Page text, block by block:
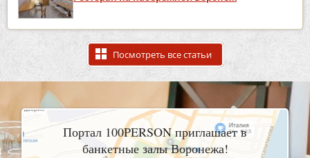
Посмотреть все статьи
Портал 100PERSON приглашает в
банкетные залы Воронежа!